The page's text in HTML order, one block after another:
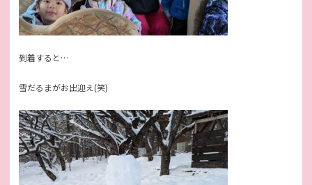
到着すると…
雪だるまがお出迎え(笑)